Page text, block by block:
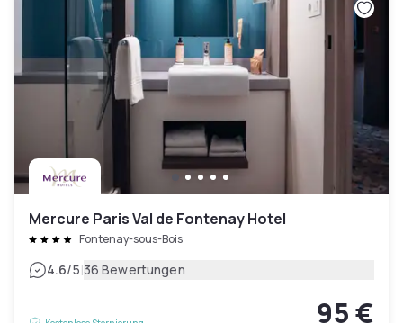
Mercure Paris Val de Fontenay Hotel
Fontenay-sous-Bois
4.6/5|36 Bewertungen
95 €